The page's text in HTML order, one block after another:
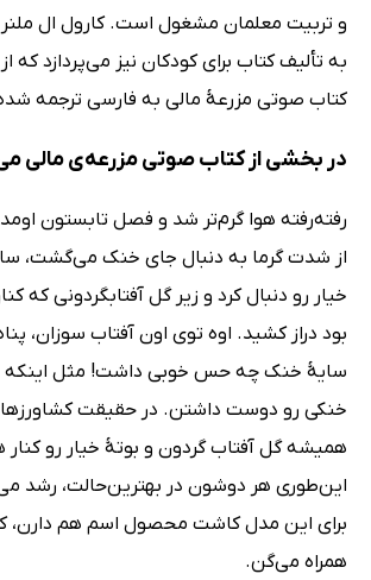
و تربیت معلمان مشغول است. کارول ال ملنر
به تألیف کتاب برای کودکان نیز می‌پردازد که
کتاب صوتی مزرعۀ مالی به فارسی ترجمه
در بخشی از کتاب صوتی مزرعه‌ی مالی
رفته‌رفته هوا گرم‌تر شد و فصل تابستون
از شدت گرما به دنبال جای خنک می‌گشت،
خیار رو دنبال کرد و زیر گل آفتابگردونی که
بود دراز کشید. اوه توی اون آفتاب سوزان،
سایۀ خنک چه حس خوبی داشت! مثل اینکه
خنکی رو دوست داشتن. در حقیقت
همیشه گل آفتاب گردون و بوتۀ خیار رو
این‌طوری هر دوشون در بهترین‌حالت، رشد
برای این مدل کاشت محصول اسم هم
همراه می‌گن.